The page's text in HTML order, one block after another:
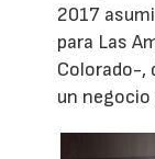
2017
para Las
Colorado-,
un negocio